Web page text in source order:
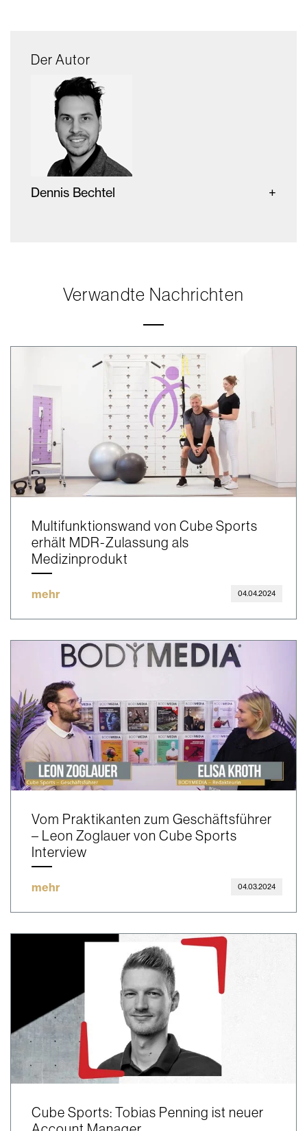
Der Autor
Dennis Bechtel
Verwandte Nachrichten
Multifunktionswand von Cube Sports
erhält MDR-Zulassung als
Medizinprodukt
mehr 04.04.2024
Vom Praktikanten zum Geschäftsführer
– Leon Zoglauer von Cube Sports
Interview
mehr 04.03.2024
Cube Sports: Tobias Penning ist neuer